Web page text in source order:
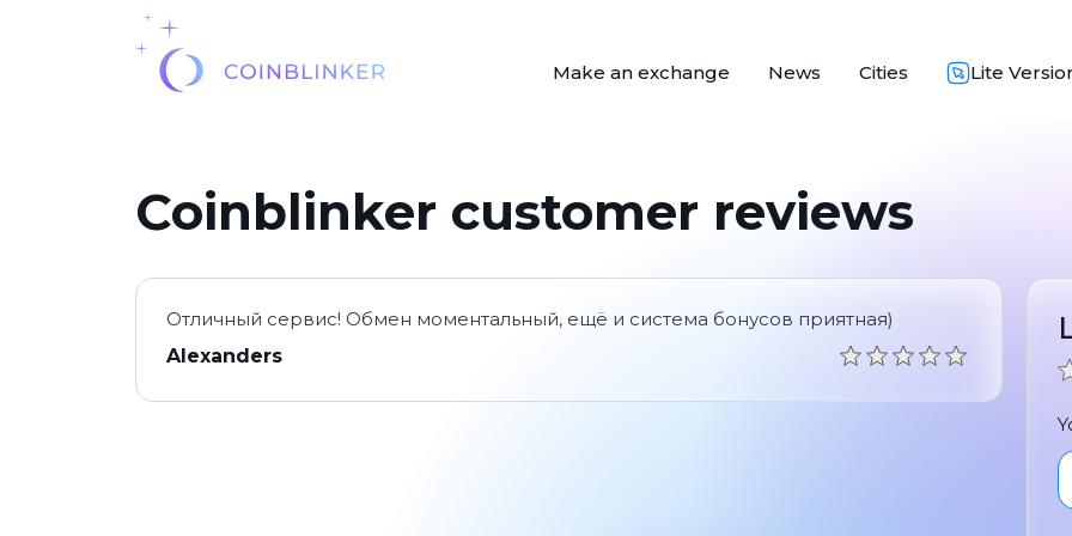
Make an exchange News Cities Lite
Coinblinker customer reviews
Отличный сервис! Обмен моментальный, ещё и система бонусов приятная)
Alexanders